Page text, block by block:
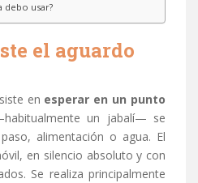
debo usar?
el aguardo
en esperar en un punto
un jabalí— se
alimentación o agua. El
en silencio absoluto y con
Se realiza principalmente